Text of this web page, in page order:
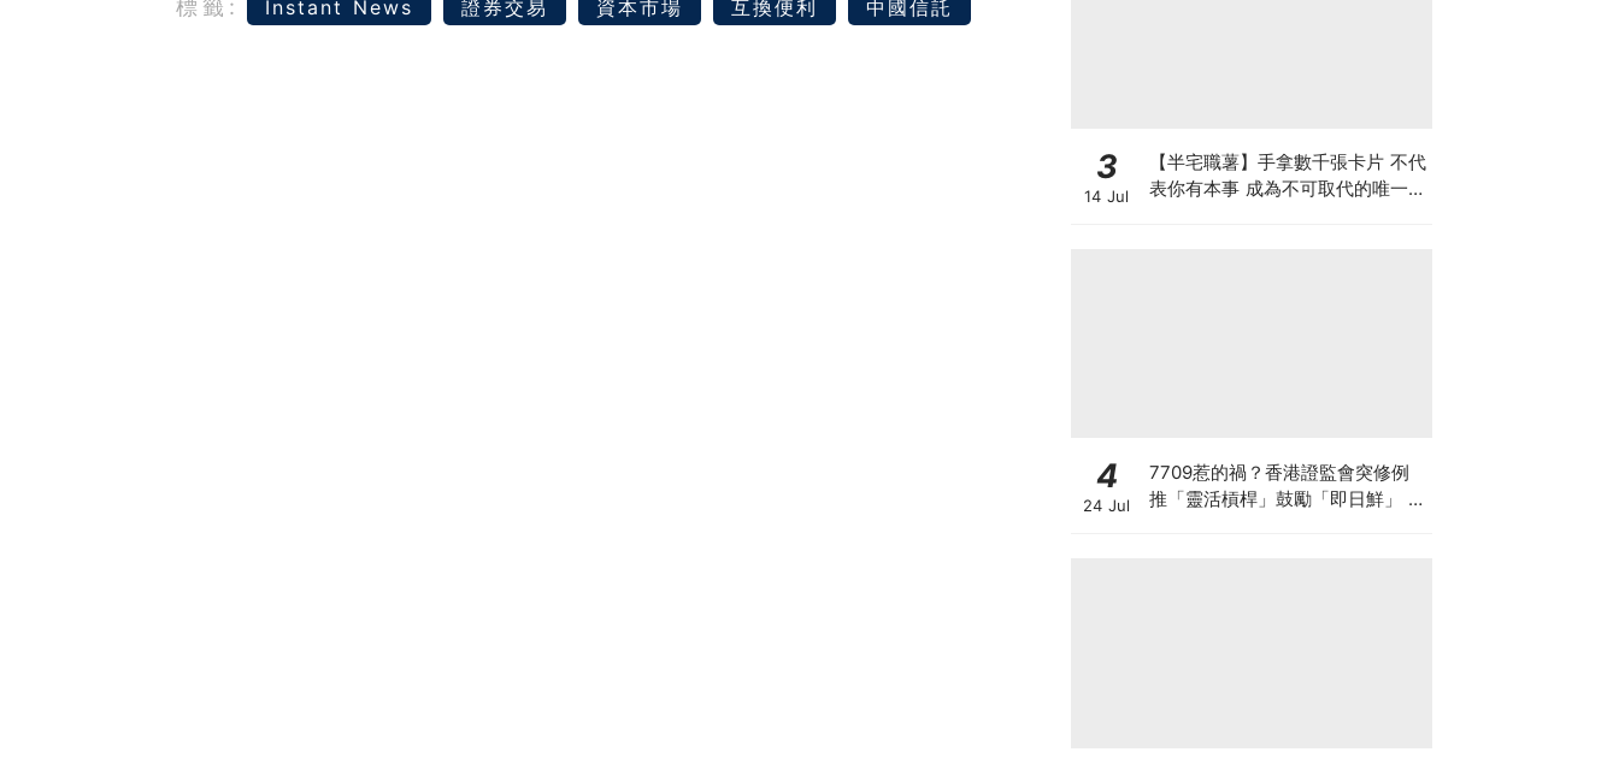
標籤: Instant News 證券交易 資本市場 互換便利 中國信託
3
14 Jul
【半宅職薯】手拿數千張卡片 不代
表你有本事 成為不可取代的唯一中
4
24 Jul
7709惹的禍？香港證監會突修例
推「靈活槓桿」鼓勵「即日鮮」 韓